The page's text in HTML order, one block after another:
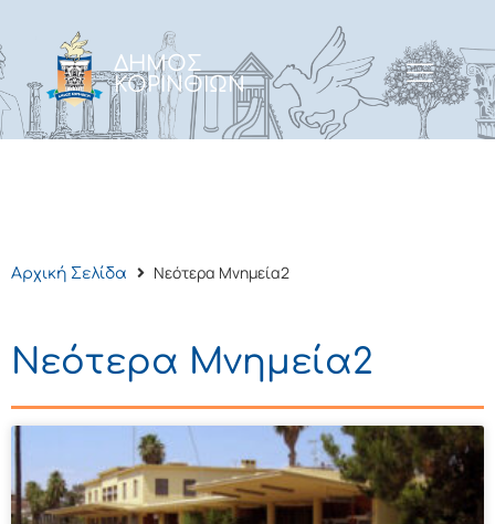
ΔΗΜΟΣ
ΚΟΡΙΝΘΙΩΝ
Αρχική Σελίδα Νεότερα Μνημεία2
Νεότερα Μνημεία2